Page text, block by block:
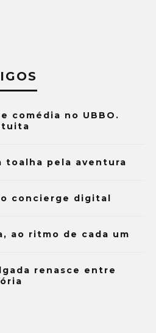
comédia no UBBO.
toalha pela aventura
o concierge digital
ao ritmo de cada um
renasce entre